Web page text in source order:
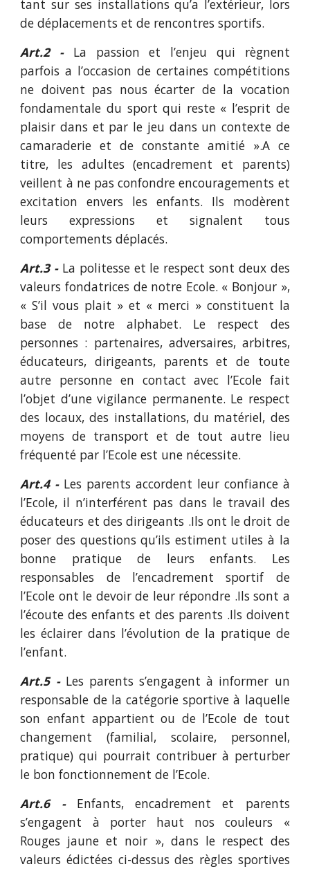
tant sur ses installations qu’a l’extérieur, lors
de déplacements et de rencontres sportifs.
Art.2 -La passion et l’enjeu qui règnent
parfois a l’occasion de certaines compétitions
ne doivent pas nous écarter de la vocation
fondamentale du sport qui reste « l’esprit de
plaisir dans et par le jeu dans un contexte de
camaraderie et de constante amitié ».A ce
titre, les adultes (encadrement et parents)
veillent à ne pas confondre encouragements et
excitation envers les enfants. Ils modèrent
leurs expressions et signalent tous
comportements déplacés.
Art.3 -La politesse et le respect sont deux des
valeurs fondatrices de notre Ecole. « Bonjour »,
« S’il vous plait » et « merci » constituent la
base de notre alphabet. Le respect des
personnes : partenaires, adversaires, arbitres,
éducateurs, dirigeants, parents et de toute
autre personne en contact avec l’Ecole fait
l’objet d’une vigilance permanente. Le respect
des locaux, des installations, du matériel, des
moyens de transport et de tout autre lieu
fréquenté par l’Ecole est une nécessite.
Art.4 -Les parents accordent leur confiance à
l’Ecole, il n’interférent pas dans le travail des
éducateurs et des dirigeants .Ils ont le droit de
poser des questions qu’ils estiment utiles à la
bonne pratique de leurs enfants. Les
responsables de l’encadrement sportif de
l’Ecole ont le devoir de leur répondre .Ils sont a
l’écoute des enfants et des parents .Ils doivent
les éclairer dans l’évolution de la pratique de
l’enfant.
Art.5 -Les parents s’engagent à informer un
responsable de la catégorie sportive à laquelle
son enfant appartient ou de l’Ecole de tout
changement (familial, scolaire, personnel,
pratique) qui pourrait contribuer à perturber
le bon fonctionnement de l’Ecole.
Art.6 -Enfants, encadrement et parents
s’engagent à porter haut nos couleurs «
Rouges jaune et noir », dans le respect des
valeurs édictées ci-dessus des règles sportives